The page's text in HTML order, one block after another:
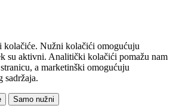
kolačiće. Nužni kolačići omogućuju
su aktivni. Analitički kolačići pomažu nam
a marketinški omogućuju
sadržaja.
Samo nužni